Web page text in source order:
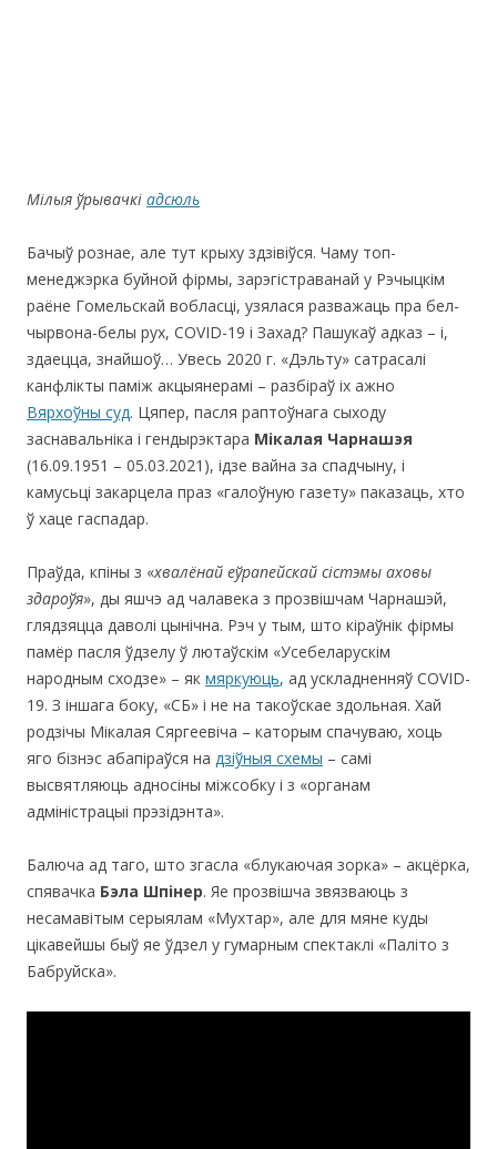
Мілыя ўрывачкі адсюль
Бачыў рознае, але тут крыху здзівіўся. Чаму топ-
менеджэрка буйной фірмы, зарэгістраванай у Рэчыцкім
раёне Гомельскай вобласці, узялася разважаць пра бел-
чырвона-белы рух, COVID-19 i Захад? Пашукаў адказ – і,
здаецца, знайшоў… Увесь 2020 г. «Дэльту» сатрасалі
канфлікты паміж акцыянерамі – разбіраў іх ажно
Вярхоўны суд. Цяпер, пасля раптоўнага сыходу
заснавальніка і гендырэктара Мікалая Чарнашэя
(16.09.1951 – 05.03.2021), ідзе вайна за спадчыну, і
камусьці закарцела праз «галоўную газету» паказаць, хто
ў хаце гаспадар.
Праўда, кпіны з «хвалёнай еўрапейскай сістэмы аховы
здароўя», ды яшчэ ад чалавека з прозвішчам Чарнашэй,
глядзяцца даволі цынічна. Рэч у тым, што кіраўнік фірмы
памёр пасля ўдзелу ў лютаўскім «Усебеларускім
народным сходзе» – як мяркуюць, ад ускладненняў COVID-
19. З іншага боку, «СБ» і не на такоўскае здольная. Хай
родзічы Мікалая Сяргеевіча – каторым спачуваю, хоць
яго бізнэс абапіраўся на дзіўныя схемы – самі
высвятляюць адносіны міжсобку і з «органам
адміністрацыі прэзідэнта».
Балюча ад таго, што згасла «блукаючая зорка» – акцёрка,
спявачка Бэла Шпінер. Яе прозвішча звязваюць з
несамавітым серыялам «Мухтар», але для мяне куды
цікавейшы быў яе ўдзел у гумарным спектаклі «Паліто з
Бабруйска».